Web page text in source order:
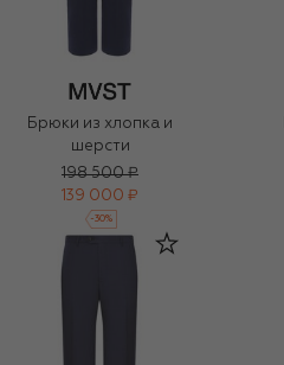
Брюки из хлопка и
шерсти
198 500 ₽
139 000 ₽
-30%